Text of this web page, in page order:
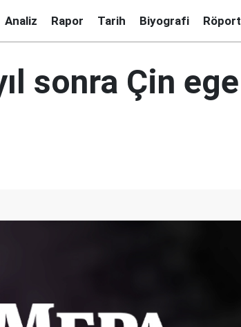
Analiz Rapor Tarih Biyografi
sonra Çin